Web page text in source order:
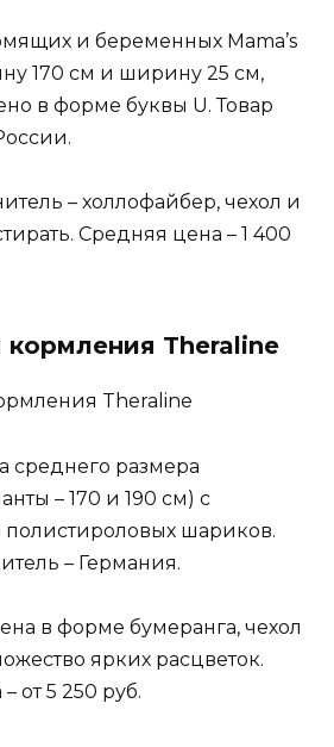
и беременных Mama’s
170 см и ширину 25 см,
в форме буквы U. Товар
– холлофайбер, чехол и
Средняя цена – 1 400
Theraline
среднего размера
– 170 и 190 см) с
полистироловых шариков.
– Германия.
в форме бумеранга, чехол
ярких расцветок.
от 5 250 руб.